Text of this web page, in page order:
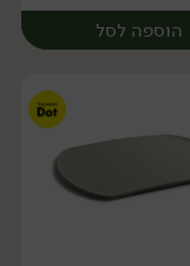
הוספה לסל